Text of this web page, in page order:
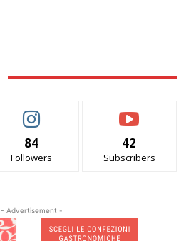
84
Followers
42
Subscribers
- Advertisement -